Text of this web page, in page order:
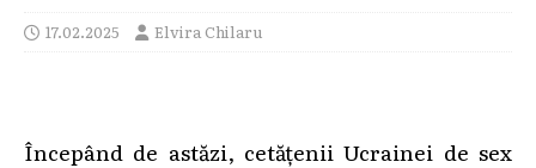
17.02.2025 Elvira Chilaru
Începând de astăzi, cetățenii Ucrainei de sex